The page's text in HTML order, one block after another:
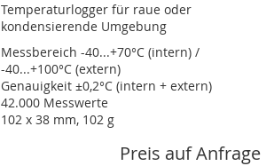
Temperaturlogger für raue oder
kondensierende Umgebung
Messbereich -40...+70°C (intern) /
-40...+100°C (extern)
Genauigkeit ±0,2°C (intern + extern)
42.000 Messwerte
102 x 38 mm, 102 g
Preis auf Anfrage